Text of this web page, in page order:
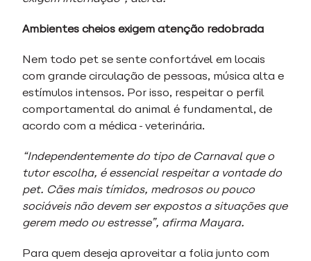
Ambientes cheios exigem atenção redobrada
Nem todo pet se sente confortável em locais
com grande circulação de pessoas, música alta e
estímulos intensos. Por isso, respeitar o perfil
comportamental do animal é fundamental, de
acordo com a médica-veterinária.
“Independentemente do tipo de Carnaval que o
tutor escolha, é essencial respeitar a vontade do
pet. Cães mais tímidos, medrosos ou pouco
sociáveis não devem ser expostos a situações que
gerem medo ou estresse”, afirma Mayara.
Para quem deseja aproveitar a folia junto com